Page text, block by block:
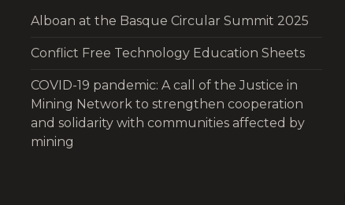
Alboan at the Basque Circular Summit 2025
Conflict Free Technology Education Sheets
COVID-19 pandemic: A call of the Justice in
Mining Network to strengthen cooperation
and solidarity with communities affected by
mining